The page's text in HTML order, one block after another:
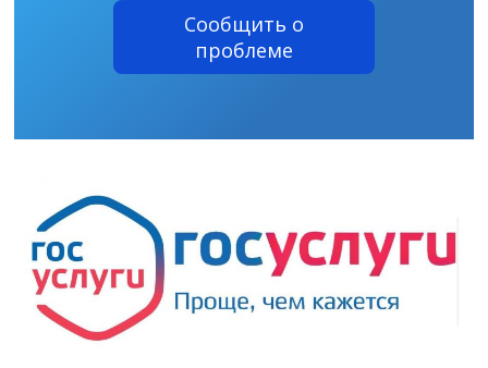
Сообщить о
проблеме